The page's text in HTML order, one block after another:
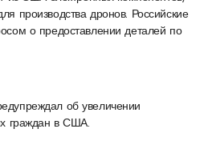
производства дронов. Российские
о предоставлении деталей по
об увеличении
граждан в США.